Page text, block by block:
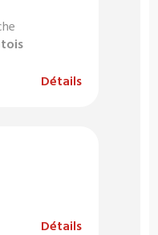
Détails
Détails